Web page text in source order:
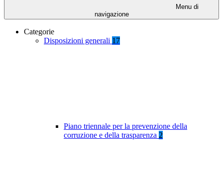
Menu di
navigazione
Categorie
Disposizioni generali 17
Piano triennale per la prevenzione della
corruzione e della trasparenza 2